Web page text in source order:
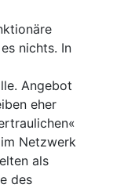
nichts. In
Angebot
eher
Netzwerk
als
des